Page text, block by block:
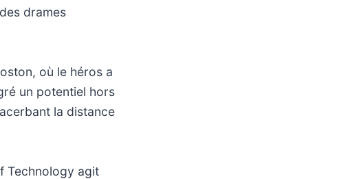
drames
où le héros a
un potentiel hors
la distance
Technology agit